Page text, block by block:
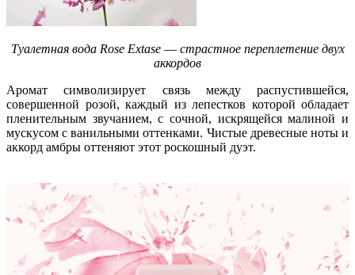
Туалетная вода Rose Extase— страстное переплетение двух
аккордов
Аромат символизирует связь между распустившейся,
совершенной розой, каждый из лепестков которой обладает
пленительным звучанием, с сочной, искрящейся малиной и
мускусом с ванильными оттенками. Чистые древесные ноты и
аккорд амбры оттеняют этот роскошный дуэт.